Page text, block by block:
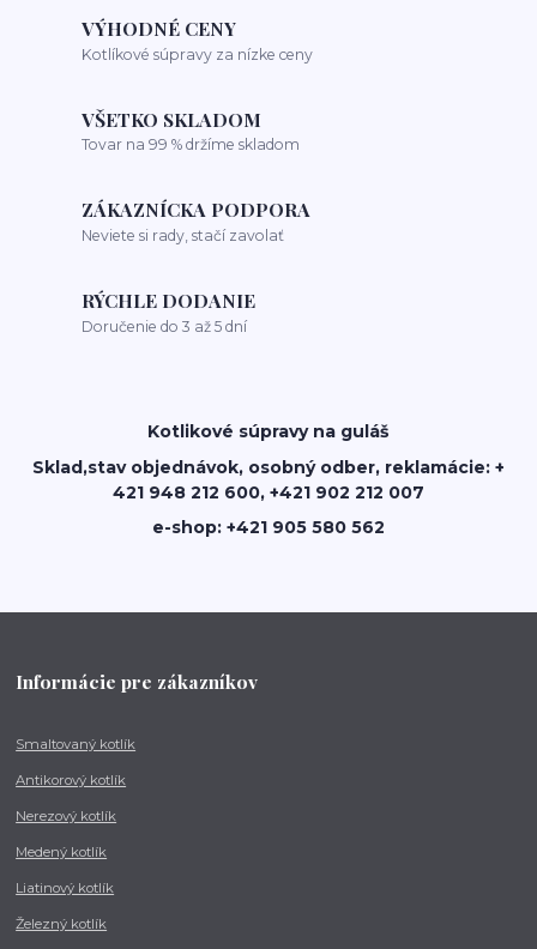
VÝHODNÉ CENY
Kotlíkové súpravy za nízke ceny
VŠETKO SKLADOM
Tovar na 99 % držíme skladom
ZÁKAZNÍCKA PODPORA
Neviete si rady, stačí zavolať
RÝCHLE DODANIE
Doručenie do 3 až 5 dní
Kotlikové súpravy na guláš
Sklad,stav objednávok, osobný odber, reklamácie: +
421 948 212 600, +421 902 212 007
e-shop: +421 905 580 562
Informácie pre zákazníkov
Smaltovaný kotlík
Antikorový kotlík
Nerezový kotlík
Medený kotlík
Liatinový kotlík
Železný kotlík